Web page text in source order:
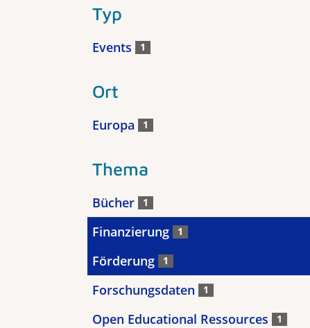
Typ
Events 1
Ort
Europa 1
Thema
Bücher 1
Finanzierung 1
Förderung 1
Forschungsdaten 1
Open Educational Ressources 1